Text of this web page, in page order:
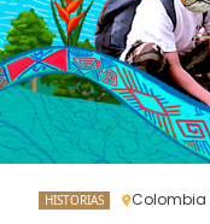
HISTORIAS Colombia